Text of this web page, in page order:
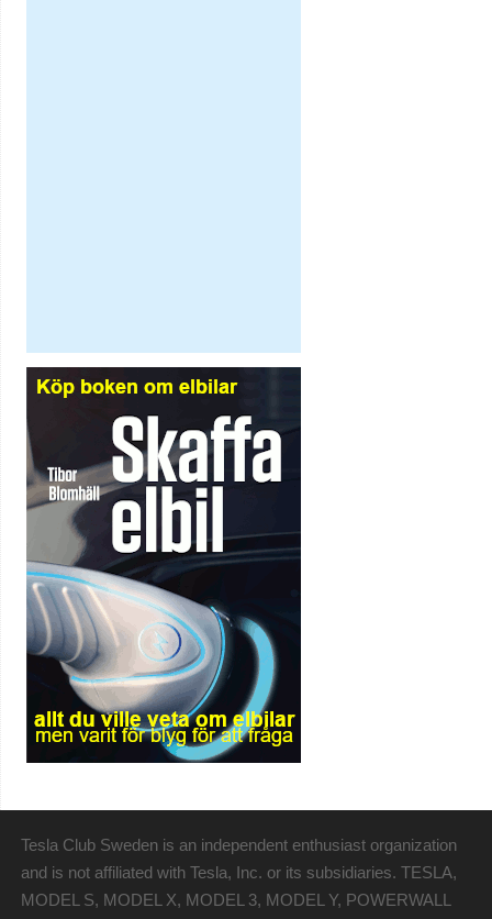
Tesla Club Sweden is an independent enthusiast organization
and is not affiliated with Tesla, Inc. or its subsidiaries. TESLA,
MODEL S, MODEL X, MODEL 3, MODEL Y, POWERWALL